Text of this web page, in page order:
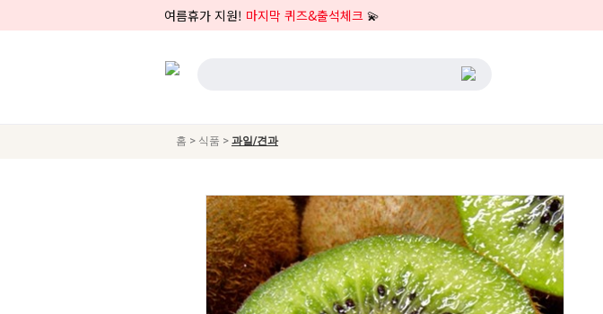
여름휴가 지원! 마지막 퀴즈&출석체크 💫
홈 > 식품 > 과일/견과